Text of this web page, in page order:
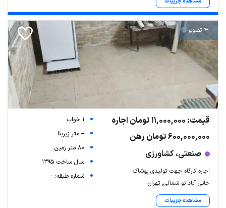
4 تصویر
قیمت: 11,000,000 تومان اجاره
600,000,000 تومان رهن
صنعتی، کشاورزی
اجاره کارگاه جهت تولیدی پوشاک
خانی آباد نو شمالی, تهران
مشاهده جزییات
1 خواب
-- متر زیربنا
80 متر زمین
سال ساخت 1395
شماره طبقه: --